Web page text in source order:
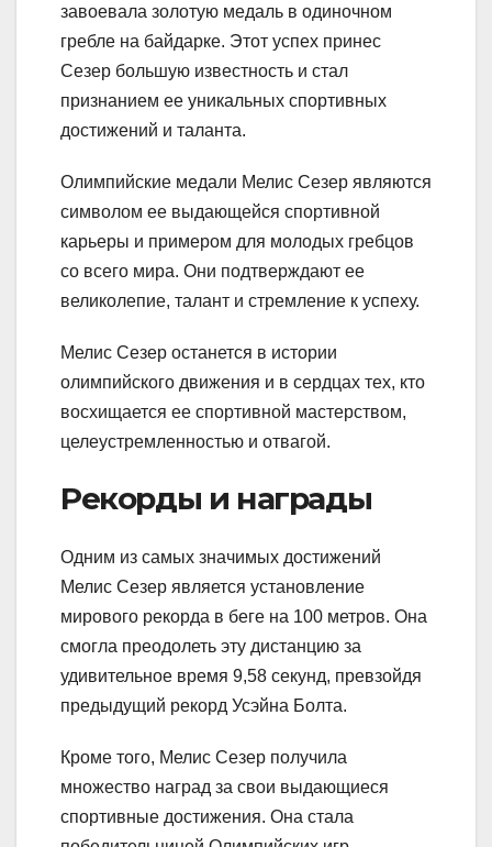
завоевала золотую медаль в одиночном
гребле на байдарке. Этот успех принес
Сезер большую известность и стал
признанием ее уникальных спортивных
достижений и таланта.
Олимпийские медали Мелис Сезер являются
символом ее выдающейся спортивной
карьеры и примером для молодых гребцов
со всего мира. Они подтверждают ее
великолепие, талант и стремление к успеху.
Мелис Сезер останется в истории
олимпийского движения и в сердцах тех, кто
восхищается ее спортивной мастерством,
целеустремленностью и отвагой.
Рекорды и награды
Одним из самых значимых достижений
Мелис Сезер является установление
мирового рекорда в беге на 100 метров. Она
смогла преодолеть эту дистанцию за
удивительное время 9,58 секунд, превзойдя
предыдущий рекорд Усэйна Болта.
Кроме того, Мелис Сезер получила
множество наград за свои выдающиеся
спортивные достижения. Она стала